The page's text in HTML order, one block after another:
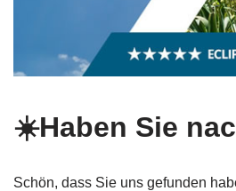
☀️Haben Sie
Schön, dass Sie uns gefunden